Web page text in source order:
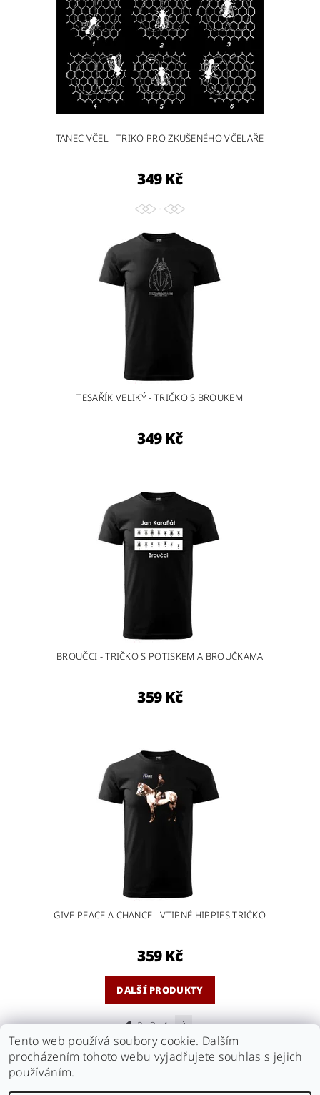
TANEC VČEL - TRIKO PRO ZKUŠENÉHO VČELAŘE
349 Kč
TESAŘÍK VELIKÝ - TRIČKO S BROUKEM
349 Kč
BROUČCI - TRIČKO S POTISKEM A BROUČKAMA
359 Kč
GIVE PEACE A CHANCE - VTIPNÉ HIPPIES TRIČKO
359 Kč
DALŠÍ PRODUKTY
1 2 3 4
Náš antikvariát
Tento web používá soubory cookie. Dalším
procházením tohoto webu vyjadřujete souhlas s jejich
používáním.